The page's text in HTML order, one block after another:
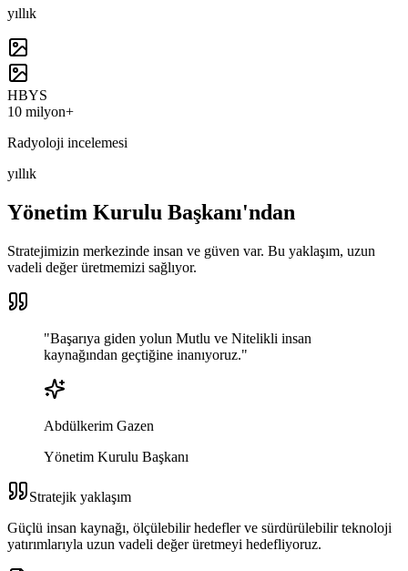
yıllık
HBYS
10 milyon+
Radyoloji incelemesi
yıllık
Yönetim Kurulu Başkanı'ndan
Stratejimizin merkezinde insan ve güven var. Bu yaklaşım, uzun
vadeli değer üretmemizi sağlıyor.
"Başarıya giden yolun Mutlu ve Nitelikli insan
kaynağından geçtiğine inanıyoruz."
Abdülkerim Gazen
Yönetim Kurulu Başkanı
Stratejik yaklaşım
Güçlü insan kaynağı, ölçülebilir hedefler ve sürdürülebilir teknoloji
yatırımlarıyla uzun vadeli değer üretmeyi hedefliyoruz.